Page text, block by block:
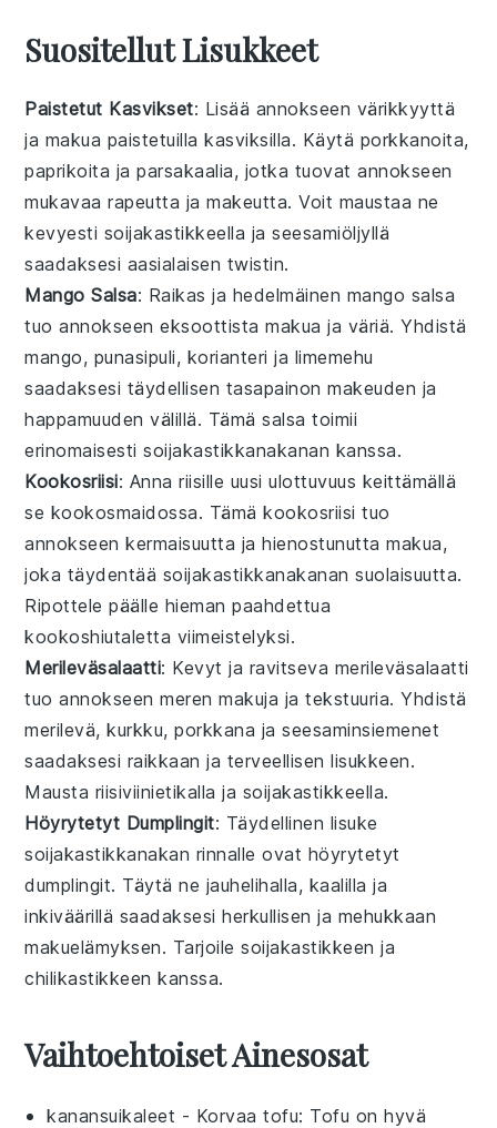
Suositellut Lisukkeet
Paistetut Kasvikset: Lisää annokseen värikkyyttä
ja makua paistetuilla kasviksilla. Käytä porkkanoita,
paprikoita japarsakaalia, jotka tuovat annokseen
mukavaa rapeutta ja makeutta. Voit maustaa ne
kevyesti soijakastikkeella jaseesamiöljyllä
saadaksesi aasialaisen twistin.
Mango Salsa: Raikas ja hedelmäinen mango salsa
tuo annokseen eksoottista makua ja väriä. Yhdistä
mango, punasipuli, korianteri ja limemehu
saadaksesi täydellisen tasapainon makeuden ja
happamuuden välillä. Tämä salsa toimii
erinomaisestisoijakastikkanakanan kanssa.
Kookosriisi: Anna riisille uusi ulottuvuus keittämällä
se kookosmaidossa. Tämäkookosriisi tuo
annokseen kermaisuutta ja hienostunutta makua,
joka täydentää soijakastikkanakanan suolaisuutta.
Ripottele päälle hiemanpaahdettua
kookoshiutaletta viimeistelyksi.
Merileväsalaatti: Kevyt ja ravitseva merileväsalaatti
tuo annokseen meren makuja ja tekstuuria. Yhdistä
merilevä,kurkku,porkkana jaseesaminsiemenet
saadaksesi raikkaan ja terveellisen lisukkeen.
Mausta riisiviinietikalla ja soijakastikkeella.
Höyrytetyt Dumplingit: Täydellinen lisuke
soijakastikkanakan rinnalle ovat höyrytetyt
dumplingit. Täytä ne jauhelihalla, kaalilla ja
inkiväärillä saadaksesi herkullisen ja mehukkaan
makuelämyksen. Tarjoilesoijakastikkeen ja
chilikastikkeen kanssa.
Vaihtoehtoiset Ainesosat
kanansuikaleet - Korvaatofu: Tofu on hyvä